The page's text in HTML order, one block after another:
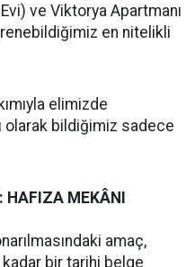
ve Viktorya Apartmanı
en nitelikli
elimizde
olarak bildiğimiz sadece
HAFIZA MEKÂNI
amaç,
bir tarihi belge